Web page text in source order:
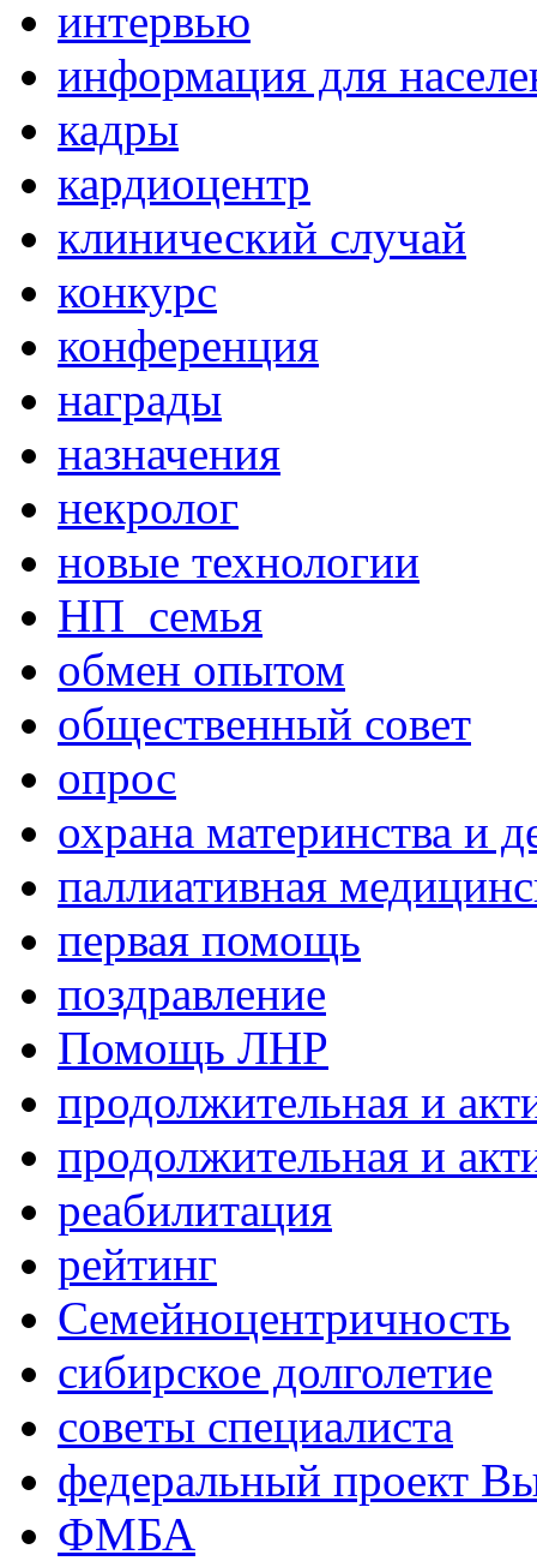
интервью
информация для
кадры
кардиоцентр
клинический случай
конкурс
конференция
награды
назначения
некролог
новые технологии
НП_семья
обмен опытом
общественный совет
опрос
охрана материнства и
паллиативная
первая помощь
поздравление
Помощь ЛНР
продолжительная и
продолжительная и
реабилитация
рейтинг
Семейноцентричность
сибирское долголетие
советы специалиста
федеральный проект
ФМБА